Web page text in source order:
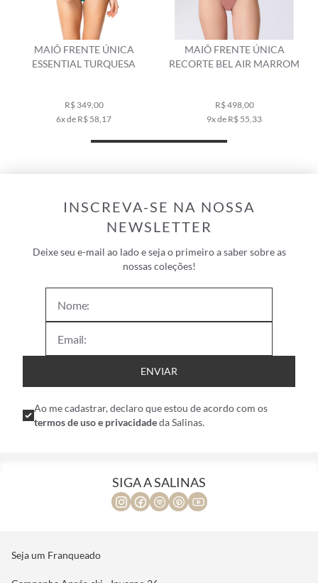
MAIÔ FRENTE ÚNICA
ESSENTIAL TURQUESA
R$ 349,00
6x de R$ 58,17
MAIÔ FRENTE ÚNICA
RECORTE BEL AIR MARROM
R$ 498,00
9x de R$ 55,33
INSCREVA-SE NA NOSSA
NEWSLETTER
Deixe seu e-mail ao lado e seja o primeiro a saber sobre as
nossas coleções!
ENVIAR
Ao me cadastrar, declaro que estou de acordo com os
termos de uso e privacidadeda Salinas.
SIGA A SALINAS
Seja um Franqueado